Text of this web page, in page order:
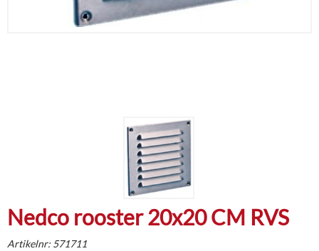
Nedco rooster 20x20 CM RVS
Artikelnr: 571711